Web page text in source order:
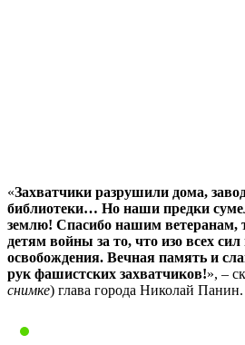
«Захватчики разрушили дома,
библиотеки… Но наши предки
землю! Спасибо нашим ветеранам,
детям войны за то, что изо всех
освобождения. Вечная память и
рук фашистских захватчиков!», –
снимке) глава города Николай Панин.